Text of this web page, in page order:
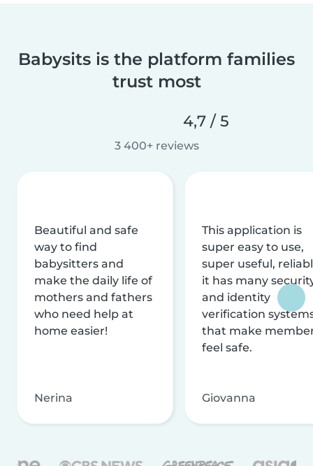
Babysits is the platform families
trust most
4,7 / 5
3 400+ reviews
Beautiful and safe
way to find
babysitters and
make the daily life of
mothers and fathers
who need help at
home easier!
Nerina
This application is
super easy to use,
super useful,
it has many
and identity
verification
that make
feel safe.
Giovanna